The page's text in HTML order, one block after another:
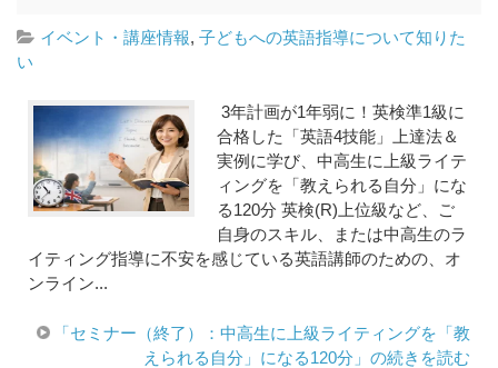
イベント・講座情報,子どもへの英語指導について知りた
い
3年計画が1年弱に！英検準1級に
合格した「英語4技能」上達法＆
実例に学び、中高生に上級ライテ
ィングを「教えられる自分」にな
る120分 英検(R)上位級など、ご
自身のスキル、または中高生のラ
イティング指導に不安を感じている英語講師のための、オ
ンライン...
「セミナー（終了）：中高生に上級ライティングを「教
えられる自分」になる120分」の続きを読む